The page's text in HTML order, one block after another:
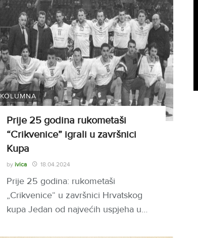
KOLUMNA
Prije 25 godina rukometaši
“Crikvenice” igrali u završnici
Kupa
by ivica 18.04.2024
Prije 25 godina: rukometaši
„Crikvenice“ u završnici Hrvatskog
kupa Jedan od najvećih uspjeha u…